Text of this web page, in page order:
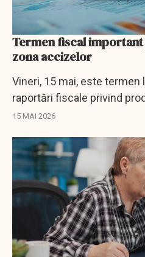
Termen fiscal
zona accizelor
Vineri, 15 mai, este
raportări fiscale privind
tutun și alcool până la bere,
15 MAI 2026